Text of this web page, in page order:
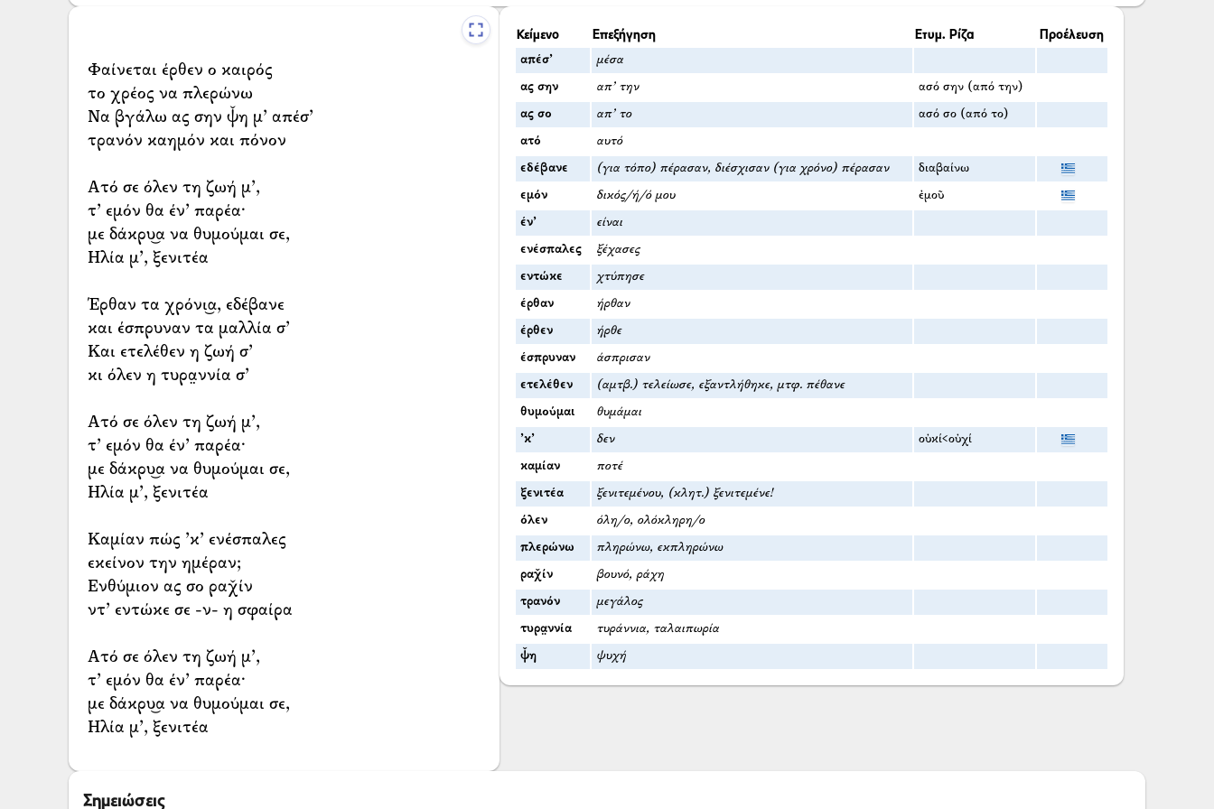
Φαίνεται έρθεν ο καιρός
το χρέος να πλερώνω
Να βγάλω ας σην ψ̌η μ’ απέσ’
τρανόν καημόν και πόνον
Ατό σε όλεν τη ζωή μ’,
τ’ εμόν θα έν’ παρέα·
με δάκρυ͜α να θυμούμαι σε,
Ηλία μ’, ξενιτέα
Έρθαν τα χρόνι͜α, εδέβανε
και έσπρυναν τα μαλλία σ’
Και ετελέθεν η ζωή σ’
κι όλεν η τυρα̤ννία σ’
Ατό σε όλεν τη ζωή μ’,
τ’ εμόν θα έν’ παρέα·
με δάκρυ͜α να θυμούμαι σε,
Ηλία μ’, ξενιτέα
Καμίαν πώς ’κ’ ενέσπαλες
εκείνον την ημέραν;
Ενθύμιον ας σο ραχ̌ίν
ντ’ εντώκε σε -ν- η σφαίρα
Ατό σε όλεν τη ζωή μ’,
τ’ εμόν θα έν’ παρέα·
με δάκρυ͜α να θυμούμαι σε,
Ηλία μ’, ξενιτέα
Κείμενο Επεξήγηση Ετυμ. Ρίζα Προέλευση
απέσ’ μέσα
ας σην απ’ την ασό σην (από την)
ας σο απ’ το ασό σο (από το)
ατό αυτό
εδέβανε (για τόπο) πέρασαν, διέσχισαν (για χρόνο) πέρασαν διαβαίνω
εμόν δικός/ή/ό μου ἐμοῦ
έν’ είναι
ενέσπαλες ξέχασες
εντώκε χτύπησε
έρθαν ήρθαν
έρθεν ήρθε
έσπρυναν άσπρισαν
ετελέθεν (αμτβ.) τελείωσε, εξαντλήθηκε, μτφ. πέθανε
θυμούμαι θυμάμαι
’κ’ δεν οὐκί<οὐχί
καμίαν ποτέ
ξενιτέα ξενιτεμένου, (κλητ.) ξενιτεμένε!
όλεν όλη/ο, ολόκληρη/ο
πλερώνω πληρώνω, εκπληρώνω
ραχ̌ίν βουνό, ράχη
τρανόν μεγάλος
τυρα̤ννία τυράννια, ταλαιπωρία
ψ̌η ψυχή
Σημειώσεις